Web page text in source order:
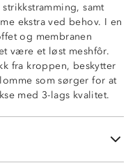
samt
ekstra ved behov. I en
og membranen
være et løst meshfôr.
fra kroppen, beskytter
som sørger for at
med 3-lags kvalitet.
vannsøyle